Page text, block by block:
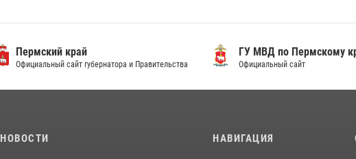
Пермский край
Официальный сайт губернатора и Правительства
ГУ МВД по Пермскому
Официальный сайт
НОВОСТИ НАВИГАЦИЯ